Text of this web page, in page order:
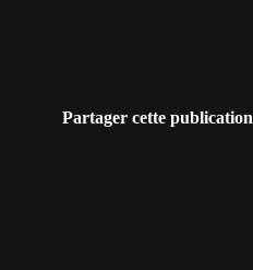
Partager cette publication